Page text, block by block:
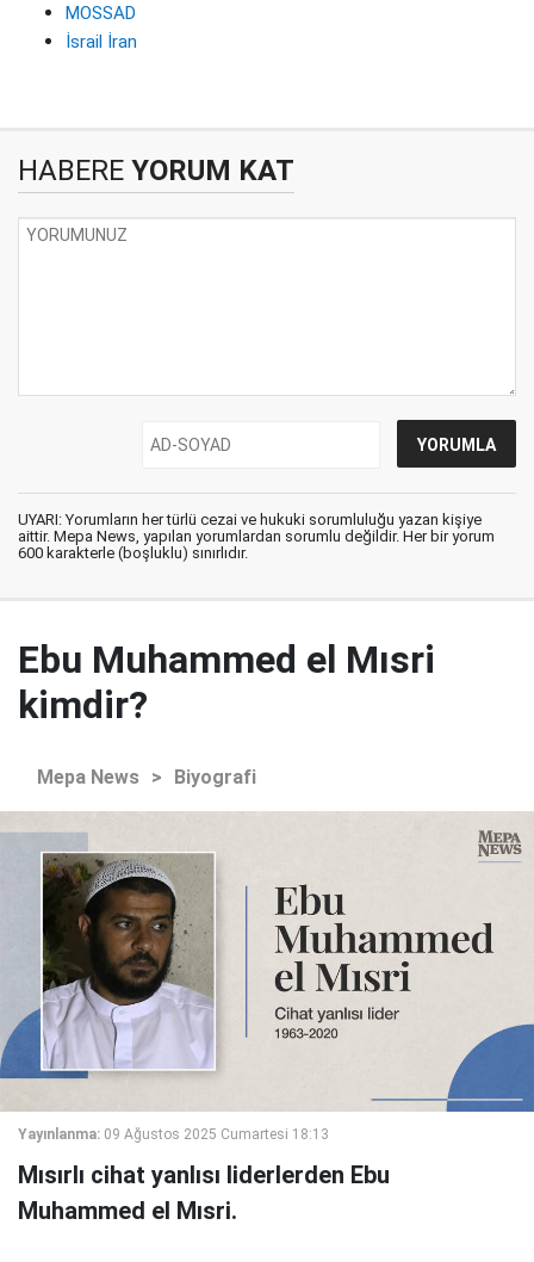
MOSSAD
İsrail İran
HABERE YORUM KAT
UYARI: Yorumların her türlü cezai ve hukuki sorumluluğu yazan kişiye
aittir. Mepa News, yapılan yorumlardan sorumlu değildir. Her bir yorum
600 karakterle (boşluklu) sınırlıdır.
Ebu Muhammed el Mısri
kimdir?
Mepa News > Biyografi
Yayınlanma: 09 Ağustos 2025 Cumartesi 18:13
Mısırlı cihat yanlısı liderlerden Ebu
Muhammed el Mısri.